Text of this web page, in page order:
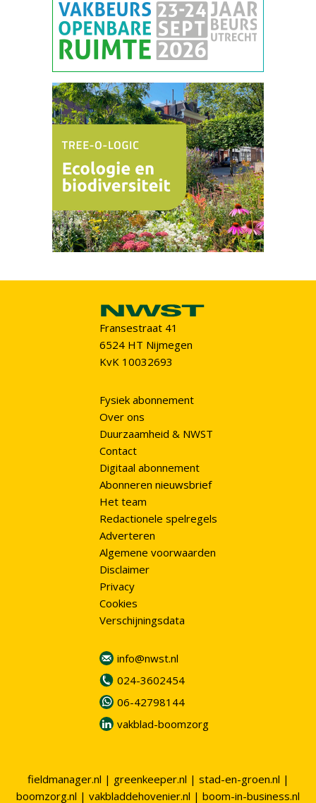
Fransestraat 41
6524 HT Nijmegen
KvK 10032693
Fysiek abonnement
Over ons
Duurzaamheid & NWST
Contact
Digitaal abonnement
Abonneren nieuwsbrief
Het team
Redactionele spelregels
Adverteren
Algemene voorwaarden
Disclaimer
Privacy
Cookies
Verschijningsdata
info@nwst.nl
024-3602454
06-42798144
vakblad-boomzorg
fieldmanager.nl | greenkeeper.nl | stad-en-groen.nl |
boomzorg.nl | vakbladdehovenier.nl | boom-in-business.nl